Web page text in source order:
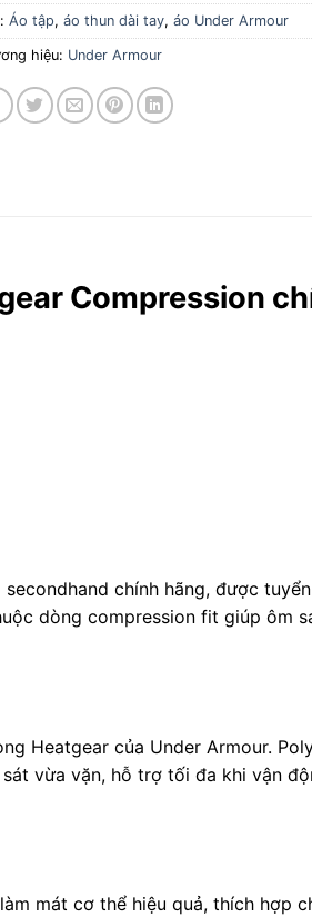
Áo tập, áo thun dài tay, áo Under Armour
hiệu: Under Armour
Compression
chính hãng, được
dòng compression fit giúp ôm
Heatgear của Under Armour.
vừa vặn, hỗ trợ tối đa khi vận
mát cơ thể hiệu quả, thích hợp